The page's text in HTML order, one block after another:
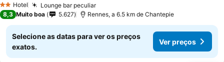
2 Estrelas
Hotel Lounge bar peculiar
8,3 Muito boa 5.627 Rennes, a 6.5 km de Chantepie
Selecione as datas para ver os preços
exatos.
Ver preços